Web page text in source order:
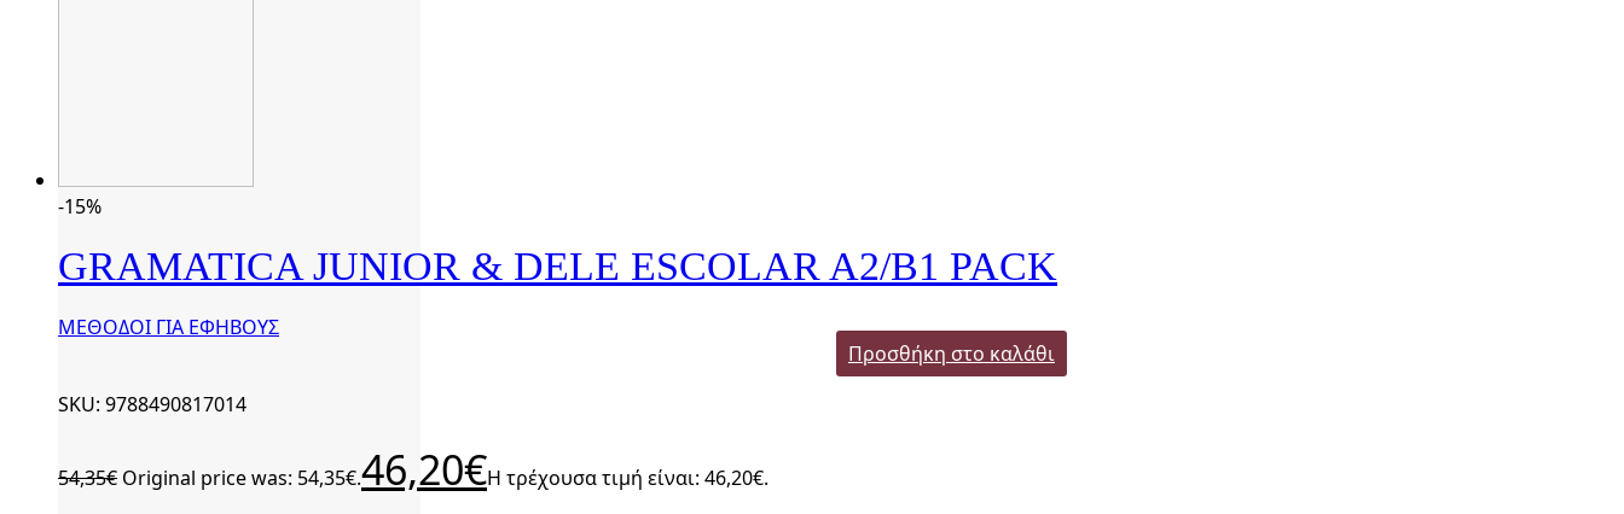
-15%
GRAMATICA JUNIOR & DELE ESCOLAR A2/B1 PACK
ΜΕΘΟΔΟΙ ΓΙΑ ΕΦΗΒΟΥΣ
Προσθήκη στο καλάθι
SKU: 9788490817014
54,35€ Original price was: 54,35€.46,20€Η τρέχουσα τιμή είναι: 46,20€.